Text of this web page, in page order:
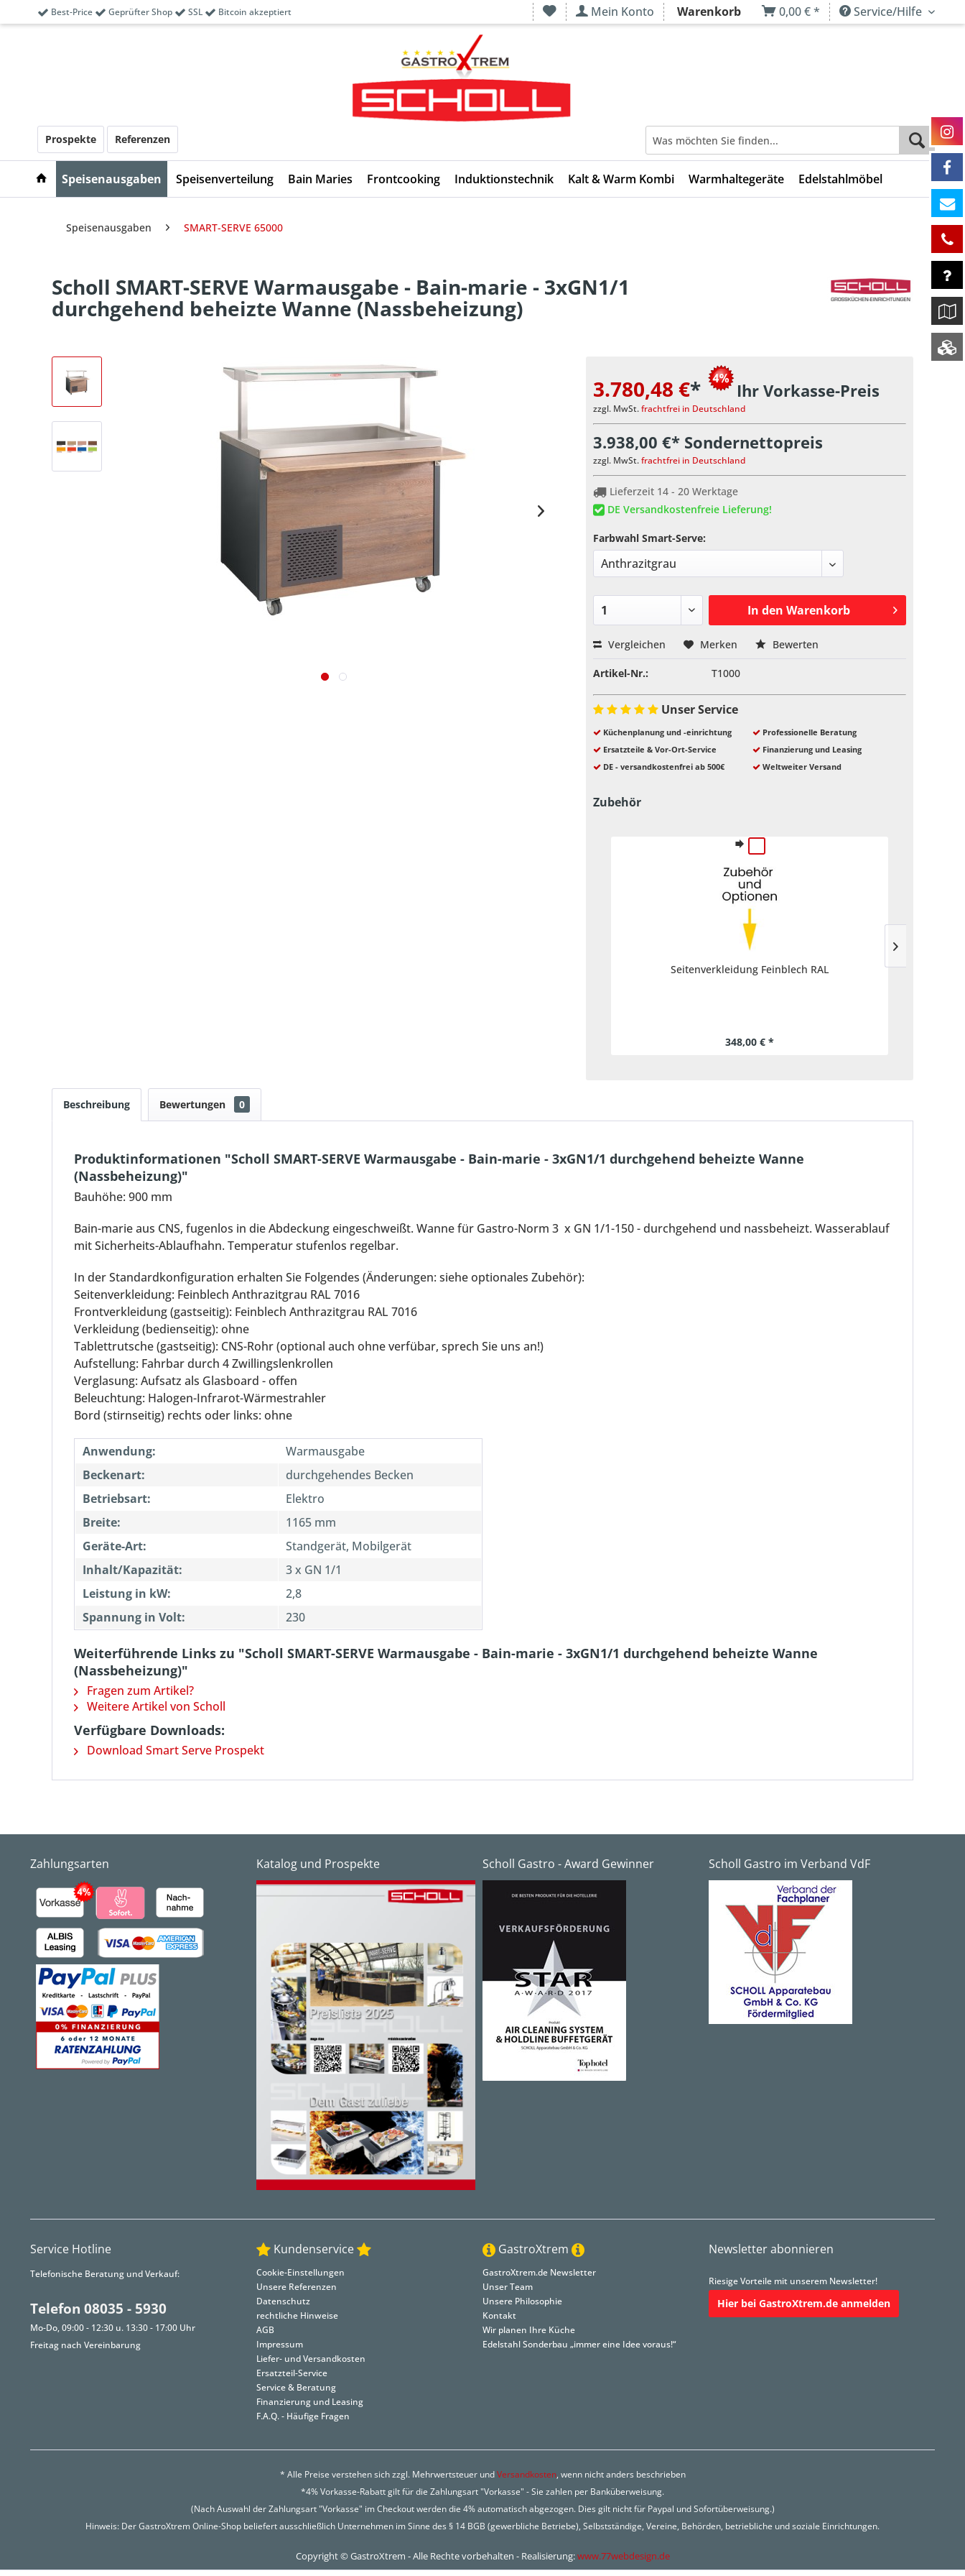
Best-Price Geprüfter Shop SSL Bitcoin akzeptiert Mein Konto Warenkorb 0,00 € * Service/Hilfe
Prospekte Referenzen
Speisenausgaben Speisenverteilung Bain Maries Frontcooking Induktionstechnik Kalt & Warm Kombi Warmhaltegeräte Edelstahlmöbel
Speisenausgaben SMART-SERVE 65000
Scholl SMART-SERVE Warmausgabe - Bain-marie - 3xGN1/1
durchgehend beheizte Wanne (Nassbeheizung)
3.780,48 €* Ihr Vorkasse-Preis
zzgl. MwSt.frachtfrei in Deutschland
3.938,00 €* Sondernettopreis
zzgl. MwSt.frachtfrei in Deutschland
Lieferzeit 14 - 20 Werktage
DE Versandkostenfreie Lieferung!
Farbwahl Smart-Serve:
In den Warenkorb
Vergleichen Merken Bewerten
Artikel-Nr.: T1000
Unser Service
Küchenplanung und -einrichtung
Professionelle Beratung
Ersatzteile & Vor-Ort-Service
Finanzierung und Leasing
DE - versandkostenfrei ab 500€
Weltweiter Versand
Zubehör
Seitenverkleidung Feinblech RAL
348,00 € *
Beschreibung Bewertungen 0
Produktinformationen "Scholl SMART-SERVE Warmausgabe - Bain-marie - 3xGN1/1 durchgehend beheizte Wanne
(Nassbeheizung)"
Bauhöhe: 900 mm
Bain-marie aus CNS, fugenlos in die Abdeckung eingeschweißt. Wanne für Gastro-Norm 3 x GN 1/1-150 - durchgehend und nassbeheizt. Wasserablauf
mit Sicherheits-Ablaufhahn. Temperatur stufenlos regelbar.
In der Standardkonfiguration erhalten Sie Folgendes (Änderungen: siehe optionales Zubehör):
Seitenverkleidung: Feinblech Anthrazitgrau RAL 7016
Frontverkleidung (gastseitig): Feinblech Anthrazitgrau RAL 7016
Verkleidung (bedienseitig): ohne
Tablettrutsche (gastseitig): CNS-Rohr (optional auch ohne verfübar, sprech Sie uns an!)
Aufstellung: Fahrbar durch 4 Zwillingslenkrollen
Verglasung: Aufsatz als Glasboard - offen
Beleuchtung: Halogen-Infrarot-Wärmestrahler
Bord (stirnseitig) rechts oder links: ohne
Anwendung:
Warmausgabe
Beckenart:
durchgehendes Becken
Betriebsart:
Elektro
Breite:
1165 mm
Geräte-Art:
Standgerät, Mobilgerät
Inhalt/Kapazität:
3 x GN 1/1
Leistung in kW:
2,8
Spannung in Volt:
230
Weiterführende Links zu "Scholl SMART-SERVE Warmausgabe - Bain-marie - 3xGN1/1 durchgehend beheizte Wanne
(Nassbeheizung)"
Fragen zum Artikel?
Weitere Artikel von Scholl
Verfügbare Downloads:
Download Smart Serve Prospekt
Zahlungsarten Katalog und Prospekte Scholl Gastro - Award Gewinner Scholl Gastro im Verband VdF
Service Hotline
Telefonische Beratung und Verkauf:
Telefon 08035 - 5930
Mo-Do, 09:00 - 12:30 u. 13:30 - 17:00 Uhr
Freitag nach Vereinbarung
Kundenservice
Cookie-Einstellungen
Unsere Referenzen
Datenschutz
rechtliche Hinweise
AGB
Impressum
Liefer- und Versandkosten
Ersatzteil-Service
Service & Beratung
Finanzierung und Leasing
F.A.Q. - Häufige Fragen
GastroXtrem
GastroXtrem.de Newsletter
Unser Team
Unsere Philosophie
Kontakt
Wir planen Ihre Küche
Edelstahl Sonderbau „immer eine Idee voraus!“
Newsletter abonnieren
Riesige Vorteile mit unserem Newsletter!
Hier bei GastroXtrem.de anmelden
* Alle Preise verstehen sich zzgl. Mehrwertsteuer undVersandkosten, wenn nicht anders beschrieben
*4% Vorkasse-Rabatt gilt für die Zahlungsart "Vorkasse" - Sie zahlen per Banküberweisung.
(Nach Auswahl der Zahlungsart "Vorkasse" im Checkout werden die 4% automatisch abgezogen. Dies gilt nicht für Paypal und Sofortüberweisung.)
Hinweis: Der GastroXtrem Online-Shop beliefert ausschließlich Unternehmen im Sinne des § 14 BGB (gewerbliche Betriebe), Selbstständige, Vereine, Behörden, betriebliche und soziale Einrichtungen.
Copyright © GastroXtrem - Alle Rechte vorbehalten - Realisierung:www.77webdesign.de